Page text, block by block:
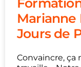
Jours de
Convaincre, ça